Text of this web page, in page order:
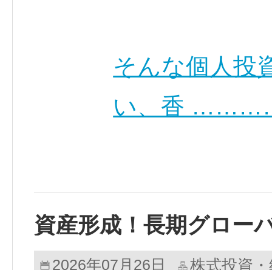
そんな個人投
い、香
資産形成！長期グロー
2026年07月26日 株式投資